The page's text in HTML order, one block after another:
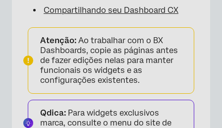
Compartilhando seu Dashboard CX
Atenção: Ao trabalhar com o BX
Dashboards, copie as páginas antes
de fazer edições nelas para manter
funcionais os widgets e as
configurações existentes.
Qdica: Para widgets exclusivos
marca, consulte o menu do site de